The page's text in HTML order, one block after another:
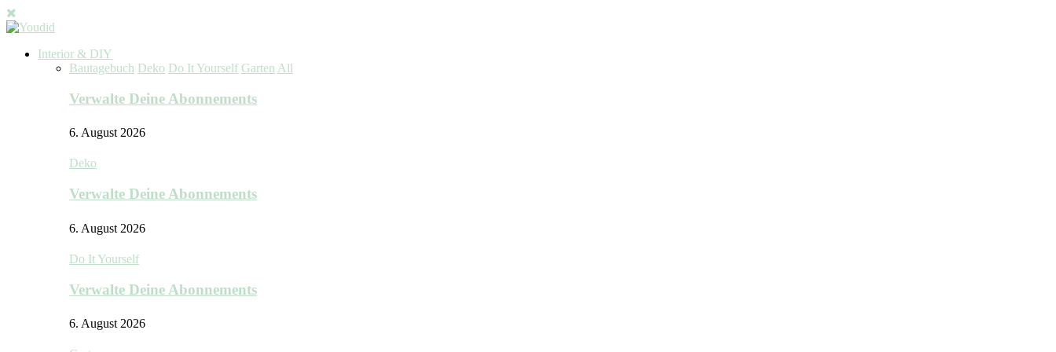
Interior & DIY
Bautagebuch Deko Do It Yourself Garten All
Verwalte Deine Abonnements
6. August 2026
Deko
Verwalte Deine Abonnements
6. August 2026
Do It Yourself
Verwalte Deine Abonnements
6. August 2026